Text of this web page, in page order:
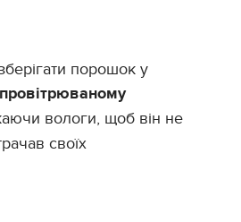
порошок у
вологи, щоб він не
своїх